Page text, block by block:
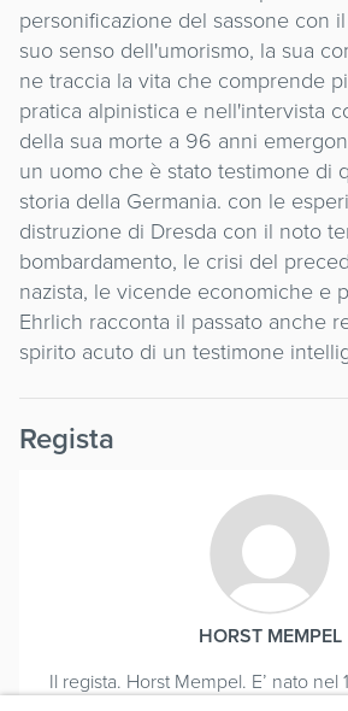
personificazione del sassone con
suo senso dell'umorismo, la sua
ne traccia la vita che comprende
pratica alpinistica e nell'intervista
della sua morte a 96 anni
un uomo che è stato testimone di
storia della Germania. con le
distruzione di Dresda con il noto
bombardamento, le crisi del
nazista, le vicende economiche e
Ehrlich racconta il passato anche
spirito acuto di un testimone
Regista
HORST MEMPEL
Il regista. Horst Mempel. E’ nato nel